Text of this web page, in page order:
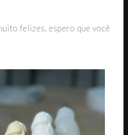
felizes, espero que você